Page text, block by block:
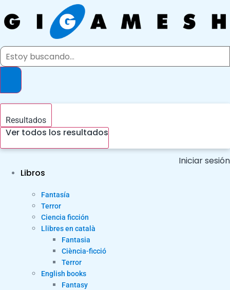
al
contenido
Search
Resultados
Ver todos los resultados
Iniciar sesión
Libros
Fantasía
Terror
Ciencia ficción
Llibres en català
Fantasia
Ciència-ficció
Terror
English books
Fantasy